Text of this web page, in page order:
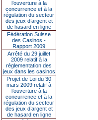
l’ouverture à la
concurrence et à la
régulation du secteur
des jeux d’argent et
de hasard en ligne
Fédération Suisse
des Casinos -
Rapport 2009
Arrêté du 29 juillet
2009 relatif à la
réglementation des
jeux dans les casinos
Projet de Loi du 30
mars 2009 relatif à
l’ouverture à la
concurrence et à la
régulation du secteur
des jeux d’argent et
de hasard en ligne